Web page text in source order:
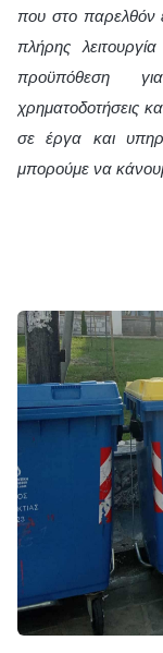
που στο παρελθόν
πλήρης
προϋπόθεση
χρηματοδοτήσεις
σε έργα και
μπορούμε να